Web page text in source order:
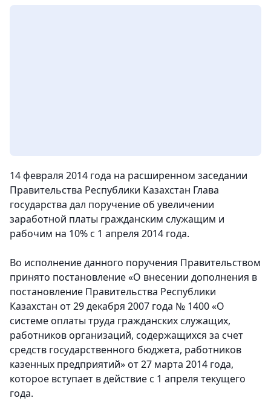
14 февраля 2014 года на расширенном заседании
Правительства Республики Казахстан Глава
государства дал поручение об увеличении
заработной платы гражданским служащим и
рабочим на 10% с 1 апреля 2014 года.
Во исполнение данного поручения Правительством
принято постановление «О внесении дополнения в
постановление Правительства Республики
Казахстан от 29 декабря 2007 года № 1400 «О
системе оплаты труда гражданских служащих,
работников организаций, содержащихся за счет
средств государственного бюджета, работников
казенных предприятий» от 27 марта 2014 года,
которое вступает в действие с 1 апреля текущего
года.